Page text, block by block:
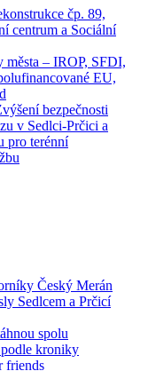
čp. 89,
centrum a Sociální
města – IROP, SFDI,
EU,
bezpečnosti
v Sedlci-Prčici a
pro terénní
Český Merán
Sedlcem a Prčicí
spolu
kroniky
friends